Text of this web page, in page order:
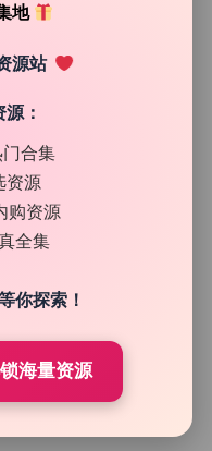
源包下载
地
源站
：
合集
资源
购资源
全集
你探索！
海量资源